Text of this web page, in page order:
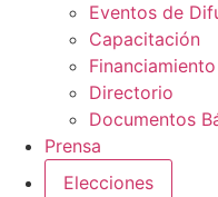
Eventos de
Capacitación
Directorio
Documentos
Prensa
Elecciones